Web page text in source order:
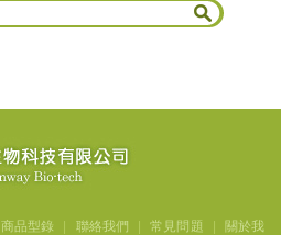
商品型錄 | 聯絡我們 | 常見問題 |
關於我